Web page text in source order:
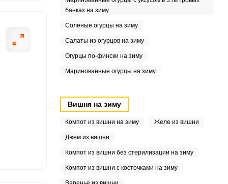
банках на зиму
Соленые огурцы на зиму
Салаты из огурцов на зиму
Огурцы по-фински на зиму
Маринованные огурцы на зиму
Вишня на зиму
Компот из вишни на зиму Желе из вишни
Джем из вишни
Компот из вишни без стерилизации на зиму
Компот из вишни с косточками на зиму